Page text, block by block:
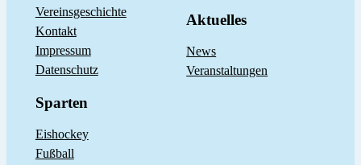
Vereinsgeschichte
Kontakt
Impressum
Datenschutz
Aktuelles
News
Veranstaltungen
Sparten
Eishockey
Fußball